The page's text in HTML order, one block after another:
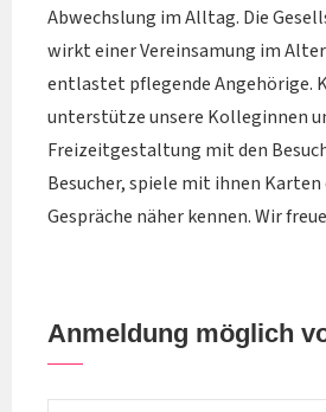
Abwechslung im Alltag. Die
wirkt einer Vereinsamung im
entlastet pflegende Angehörige.
unterstütze unsere Kolleginnen
Freizeitgestaltung mit den
Besucher, spiele mit ihnen Karten
Gespräche näher kennen. Wir
Anmeldung möglich